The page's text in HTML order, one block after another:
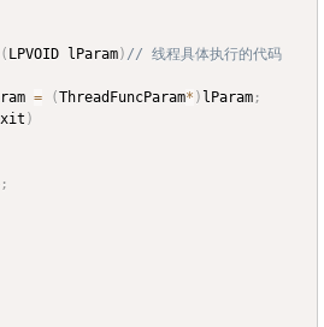
( LPVOID lParam) // 线程具体执行的代码
= (ThreadFuncParam* ) lParam ;
)
;